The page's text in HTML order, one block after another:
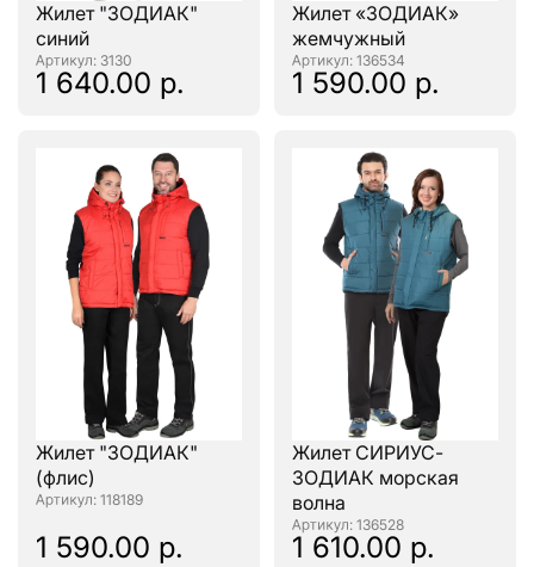
Жилет "ЗОДИАК"
синий
: 3130
1 640.00 р.
Жилет «ЗОДИАК»
жемчужный
: 136534
1 590.00 р.
Жилет "ЗОДИАК"
(флис)
: 118189
1 590.00 р.
Жилет СИРИУС-
ЗОДИАК морская
волна
: 136528
1 610.00 р.